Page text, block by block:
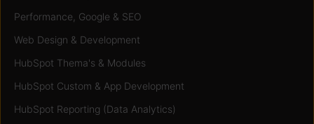
Performance, Google & SEO
Web Design & Development
HubSpot Thema's & Modules
HubSpot Custom & App Development
HubSpot Reporting (Data Analytics)